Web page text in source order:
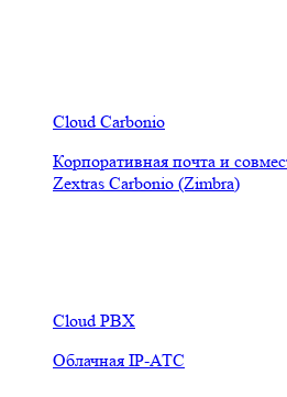
Cloud Carbonio
Корпоративная почта и
Zextras Carbonio (Zimbra)
Cloud PBX
Облачная IP-АТС